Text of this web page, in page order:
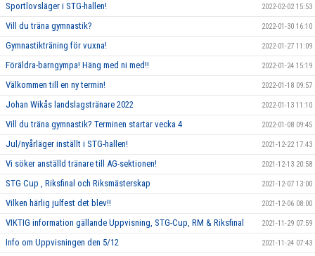
Sportlovsläger i STG-hallen! 2022-02-02 15:53
Vill du träna gymnastik? 2022-01-30 16:10
Gymnastikträning för vuxna! 2022-01-27 11:09
Föräldra-barngympa! Häng med ni med!! 2022-01-24 15:19
Välkommen till en ny termin! 2022-01-18 09:57
Johan Wikås landslagstränare 2022 2022-01-13 11:10
Vill du träna gymnastik? Terminen startar vecka 4 2022-01-08 09:45
Jul/nyårläger inställt i STG-hallen! 2021-12-22 17:43
Vi söker anställd tränare till AG-sektionen! 2021-12-13 20:58
STG Cup , Riksfinal och Riksmästerskap 2021-12-07 13:00
Vilken härlig julfest det blev!! 2021-12-06 08:00
VIKTIG information gällande Uppvisning, STG-Cup, RM & Riksfinal 2021-11-29 07:59
Info om Uppvisningen den 5/12 2021-11-24 07:43